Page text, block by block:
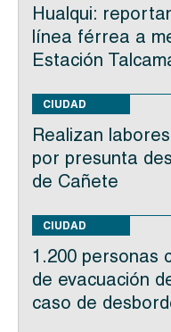
Hualqui:
línea férrea a
Estación
CIUDAD
Realizan
por presunta
de Cañete
CIUDAD
1.200 personas
de evacuación
caso de